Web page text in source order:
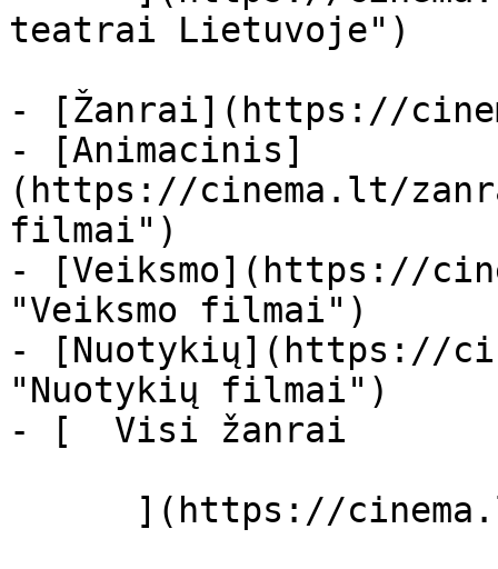
teatrai Lietuvoje")
- [Žanrai](https://
- [Animacinis]
(https://cinema.lt/
filmai")
- [Veiksmo](https://
"Veiksmo filmai")
- [Nuotykių](https://
"Nuotykių filmai")
- [  Visi žanrai